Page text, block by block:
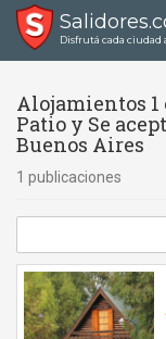
Disfrutá cada
Alojamientos
Patio y Se
Buenos Aires
1 publicaciones